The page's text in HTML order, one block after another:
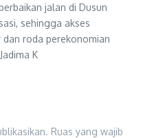
jalan di Dusun
sehingga akses
roda perekonomian
K
Ruas yang wajib